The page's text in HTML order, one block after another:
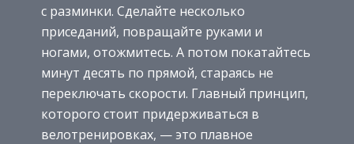
с разминки. Сделайте несколько
приседаний, повращайте руками и
ногами, отожмитесь. А потом покатайтесь
минут десять по прямой, стараясь не
переключать скорости. Главный принцип,
которого стоит придерживаться в
велотренировках, — это плавное